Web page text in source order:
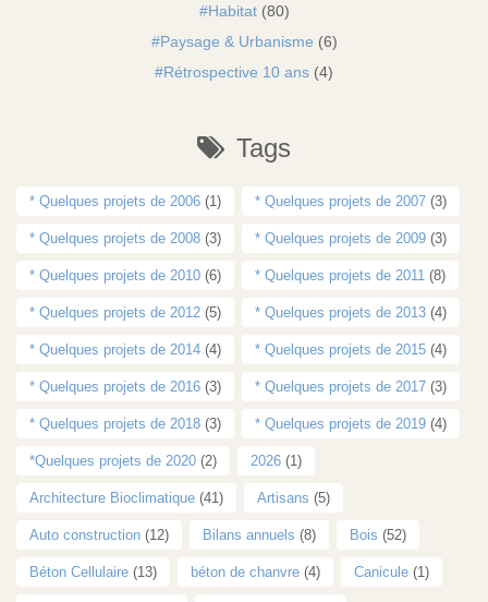
Habitat(80)
Paysage & Urbanisme (6)
Rétrospective 10 ans (4)
Tags
* Quelques projets de 2006 (1) * Quelques projets de 2007 (3)
* Quelques projets de 2008 (3) * Quelques projets de 2009 (3)
* Quelques projets de 2010 (6) * Quelques projets de 2011 (8)
* Quelques projets de 2012 (5) * Quelques projets de 2013 (4)
* Quelques projets de 2014 (4) * Quelques projets de 2015 (4)
* Quelques projets de 2016 (3) * Quelques projets de 2017 (3)
* Quelques projets de 2018 (3) * Quelques projets de 2019 (4)
*Quelques projets de 2020 (2) 2026 (1)
Architecture Bioclimatique (41) Artisans (5)
Auto construction (12) Bilans annuels (8) Bois (52)
Béton Cellulaire (13) béton de chanvre (4) Canicule (1)